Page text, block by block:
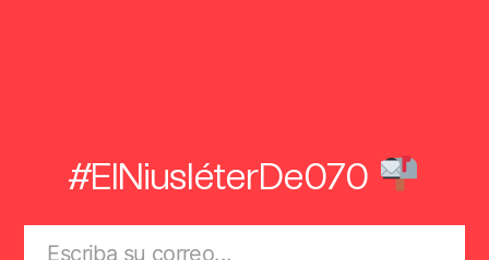
#ElNiusléterDe070